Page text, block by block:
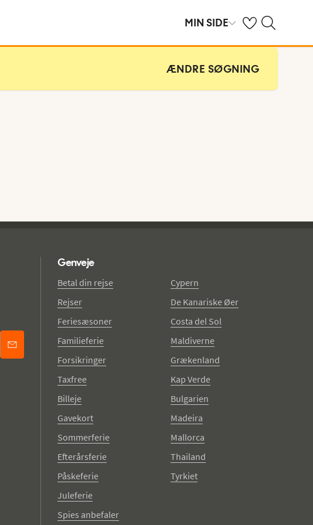
MIN SIDE Se dine gemte
Søg på spies.dk
ÆNDRE SØGNING
Genveje
Betal din rejse
Rejser
Feriesæsoner
Familieferie
Forsikringer
Taxfree
Billeje
Gavekort
Sommerferie
Efterårsferie
Påskeferie
Juleferie
Spies anbefaler
Cypern
De Kanariske Øer
Costa del Sol
Maldiverne
Grækenland
Kap Verde
Bulgarien
Madeira
Mallorca
Thailand
Tyrkiet